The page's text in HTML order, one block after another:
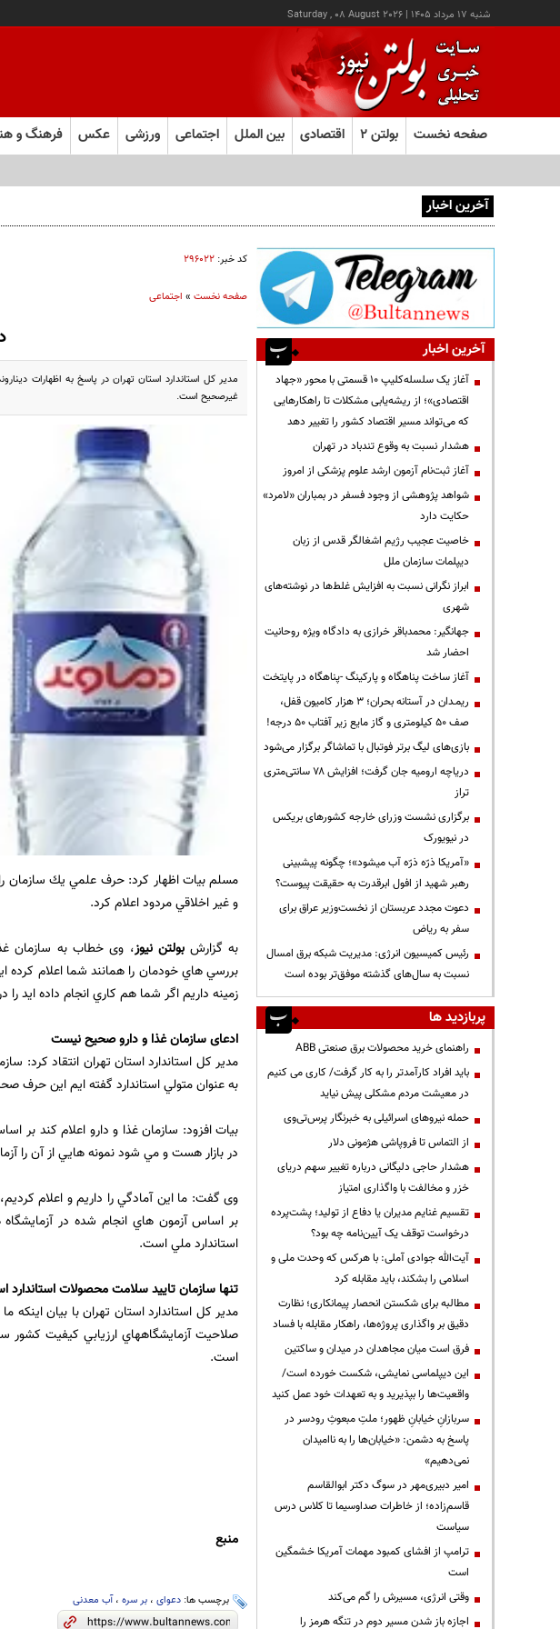
شنبه ۱۷ مرداد ۱۴۰۵ |
Saturday , 08 August 2026
صفحه نخست بولتن ۲ اقتصادی بین الملل اجتماعی ورزشی عکس فرهنگ و
آخرین اخبار
کد خبر: ۲۹۶۰۲۲
صفحه نخست» اجتماعی
غیرصحیح است.
مسلم بيات اظهار کرد: حرف علمي يك سازمان
و غير اخلاقي مردود اعلام کرد.
به گزارشبولتن نیوز، وی خطاب به سازمان
بررسي هاي خودمان را همانند شما اعلام
زمينه داريم اگر شما هم كاري انجام داده ايد
ادعای سازمان غذا و دارو صحیح نیست
مدير كل استاندارد استان تهران انتقاد کرد:
به عنوان متولي استاندارد گفته ایم اين حرف
بیات افزود: سازمان غذا و دارو اعلام کند بر
در بازار هست و مي شود نمونه هايي از آن را
وی گفت: ما اين آمادگي را داريم و اعلام
بر اساس آزمون هاي انجام شده در آزمايشگاه
استاندارد ملي است.
تنها سازمان تایید سلامت محصولات استاندارد
مدير كل استاندارد استان تهران با بیان اینکه
صلاحيت آزمايشگاههاي ارزيابي كيفيت كشور
است.
منبع
برچسب ها: دعوای، بر سره،آب معدنی
آخرین اخبار
آغاز یک سلسله‌کلیپ ۱۰ قسمتی با محور «جهاد
اقتصادی»؛ از ریشه‌یابی مشکلات تا راهکارهایی
که می‌تواند مسیر اقتصاد کشور را تغییر دهد
هشدار نسبت به وقوع تندباد در تهران
آغاز ثبت‌نام آزمون ارشد علوم پزشکی از امروز
شواهد پژوهشی از وجود فسفر در بمباران «لامرد»
حکایت دارد
خاصیت عجیب رژیم اشغالگر قدس از زبان
دیپلمات سازمان ملل
ابراز نگرانی نسبت به افزایش غلط‌ها در نوشته‌های
شهری
جهانگیر: محمدباقر خرازی به دادگاه ویژه روحانیت
احضار شد
آغاز ساخت پناهگاه و پارکینگ -پناهگاه در پایتخت
ریمـدان در آستانه بحران؛ ۳ هزار کامیون قفل،
صف ۵۰ کیلومتری و گاز مایع زیر آفتاب ۵۰ درجه!
بازی‌های لیگ برتر فوتبال با تماشاگر برگزار می‌شود
دریاچه ارومیه جان گرفت؛ افزایش ۷۸ سانتی‌متری
تراز
برگزاری نشست وزرای خارجه کشورهای بریکس
در نیویورک
«آمریکا ذرّه ذرّه آب میشود»؛ چگونه پیشبینی
رهبر شهید از افول ابرقدرت به حقیقت پیوست؟
دعوت مجدد عربستان از نخست‌وزیر عراق برای
سفر به ریاض
رئیس کمیسیون انرژی: مدیریت شبکه برق امسال
نسبت به سال‌های گذشته موفق‌تر بوده است
پربازدید ها
راهنمای خرید محصولات برق صنعتی ABB
باید افراد کارآمدتر را به کار گرفت/ کاری می کنیم
در معیشت مردم مشکلی پیش نیاید
حمله نیروهای اسرائیلی به خبرنگار پرس‌تی‌وی
از التماس تا فروپاشی هژمونی دلار
هشدار حاجی دلیگانی درباره تغییر سهم دریای
خزر و مخالفت با واگذاری امتیاز
تقسیم غنایم مدیران یا دفاع از تولید؛ پشت‌پرده
درخواست توقف یک آیین‌نامه چه بود؟
آیت‌الله جوادی آملی: با هرکس که وحدت ملی و
اسلامی را بشکند، باید مقابله کرد
مطالبه برای شکستن انحصار پیمانکاری؛ نظارت
دقیق بر واگذاری پروژه‌ها، راهکار مقابله با فساد
فرق است میان مجاهدان در میدان و ساکتین
این دیپلماسی نمایشی، شکست خورده است/
واقعیت‌ها را بپذیرید و به تعهدات خود عمل کنید
سربازانِ خیابانِ ظهور؛ ملتِ مبعوثِ رودسر در
پاسخ به دشمن: «خیابان‌ها را به ناامیدان
نمی‌دهیم»
امیر دبیری‌مهر در سوگ دکتر ابوالقاسم
قاسم‌زاده؛ از خاطرات صداوسیما تا کلاس درس
سیاست
ترامپ از افشای کمبود مهمات آمریکا خشمگین
است
وقتی انرژی، مسیرش را گم می‌کند
اجازه باز شدن مسیر دوم در تنگه هرمز را